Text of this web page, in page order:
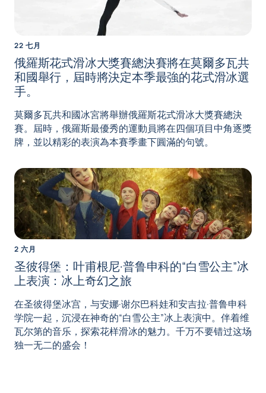
22 七月
俄羅斯花式滑冰大獎賽總決賽將在莫爾多瓦共
和國舉行，屆時將決定本季最強的花式滑冰選
手。
莫爾多瓦共和國冰宮將舉辦俄羅斯花式滑冰大獎賽總決
賽。屆時，俄羅斯最優秀的運動員將在四個項目中角逐獎
牌，並以精彩的表演為本賽季畫下圓滿的句號。
2 六月
圣彼得堡：叶甫根尼·普鲁申科的“白雪公主”冰
上表演：冰上奇幻之旅
在圣彼得堡冰宫，与安娜·谢尔巴科娃和安吉拉·普鲁申科
学院一起，沉浸在神奇的“白雪公主”冰上表演中。伴着维
瓦尔第的音乐，探索花样滑冰的魅力。千万不要错过这场
独一无二的盛会！